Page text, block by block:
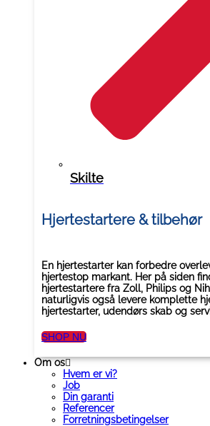
Skilte
Hjertestartere & tilbehør
En hjertestarter kan forbedre
hjertestop markant. Her på siden
hjertestartere fra Zoll, Philips og
naturligvis også levere komplette
hjertestarter, udendørs skab og
SHOP NU
Om os
Hvem er vi?
Job
Din garanti
Referencer
Forretningsbetingelser